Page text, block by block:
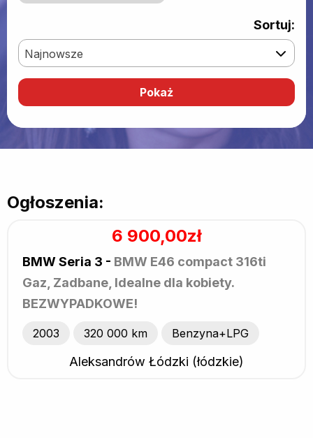
Sortuj:
Najnowsze
Ogłoszenia:
6 900,00zł
BMW Seria 3 - BMW E46 compact 316ti
Gaz, Zadbane, Idealne dla kobiety.
BEZWYPADKOWE!
2003 320 000 km Benzyna+LPG
Aleksandrów Łódzki (łódzkie)